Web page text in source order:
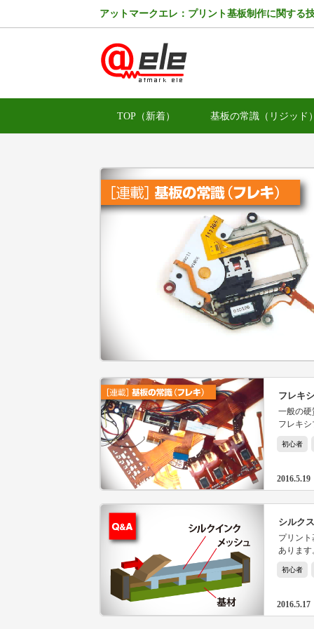
アットマークエレ：プリント基板制作に関する
TOP（新着） 基板の常識（リジッド
フレキ
一般の硬
フレキ
初心者
2016.5.19
シルク
プリン
ありま
初心者
2016.5.17